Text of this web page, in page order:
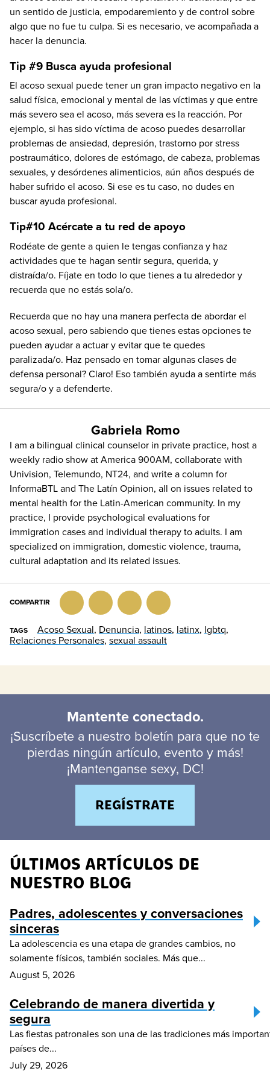
un sentido de justicia, empodaremiento y de control sobre
algo que no fue tu culpa. Si es necesario, ve acompañada a
hacer la denuncia.
Tip #9 Busca ayuda profesional
El acoso sexual puede tener un gran impacto negativo en la
salud física, emocional y mental de las víctimas y que entre
más severo sea el acoso, más severa es la reacción. Por
ejemplo, si has sido víctima de acoso puedes desarrollar
problemas de ansiedad, depresión, trastorno por stress
postraumático, dolores de estómago, de cabeza, problemas
sexuales, y desórdenes alimenticios, aún años después de
haber sufrido el acoso. Si ese es tu caso, no dudes en
buscar ayuda profesional.
Tip#10 Acércate a tu red de apoyo
Rodéate de gente a quien le tengas confianza y haz
actividades que te hagan sentir segura, querida, y
distraída/o. Fíjate en todo lo que tienes a tu alrededor y
recuerda que no estás sola/o.
Recuerda que no hay una manera perfecta de abordar el
acoso sexual, pero sabiendo que tienes estas opciones te
pueden ayudar a actuar y evitar que te quedes
paralizada/o. Haz pensado en tomar algunas clases de
defensa personal? Claro! Eso también ayuda a sentirte más
segura/o y a defenderte.
Gabriela Romo
I am a bilingual clinical counselor in private practice, host a
weekly radio show at America 900AM, collaborate with
Univision, Telemundo, NT24, and write a column for
InformaBTL and The Latín Opinion, all on issues related to
mental health for the Latin-American community. In my
practice, I provide psychological evaluations for
immigration cases and individual therapy to adults. I am
specialized on immigration, domestic violence, trauma,
cultural adaptation and its related issues.
COMPARTIR FacebookTwitter LinkedIn Email
TAGS Acoso Sexual, Denuncia, latinos, latinx, lgbtq,
Relaciones Personales, sexual assault
Mantente conectado.
¡Suscríbete a nuestro boletín para que no te
pierdas ningún artículo, evento y más!
¡Mantenganse sexy, DC!
REGÍSTRATE
ÚLTIMOS ARTÍCULOS DE
NUESTRO BLOG
Padres, adolescentes y conversaciones
sinceras
La adolescencia es una etapa de grandes cambios, no
solamente físicos, también sociales. Más que...
August 5, 2026
Celebrando de manera divertida y
segura
Las fiestas patronales son una de las tradiciones más
países de...
July 29, 2026